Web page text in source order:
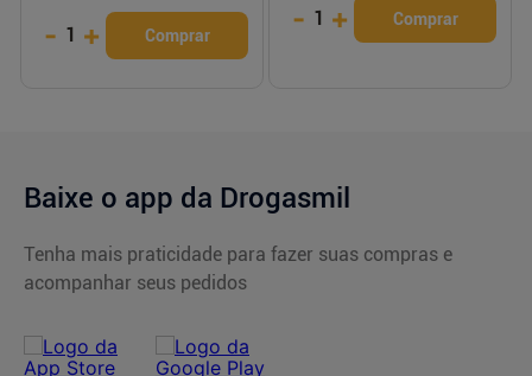
- 1 + Comprar - 1 + Comprar
Baixe o app da Drogasmil
Tenha mais praticidade para fazer suas compras e
acompanhar seus pedidos